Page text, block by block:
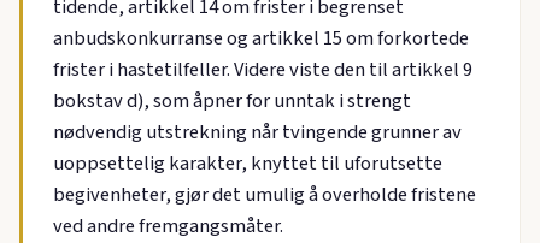
tidende, artikkel 14 om frister i begrenset
anbudskonkurranse og artikkel 15 om forkortede
frister i hastetilfeller. Videre viste den til artikkel 9
bokstav d), som åpner for unntak i strengt
nødvendig utstrekning når tvingende grunner av
uoppsettelig karakter, knyttet til uforutsette
begivenheter, gjør det umulig å overholde fristene
ved andre fremgangsmåter.